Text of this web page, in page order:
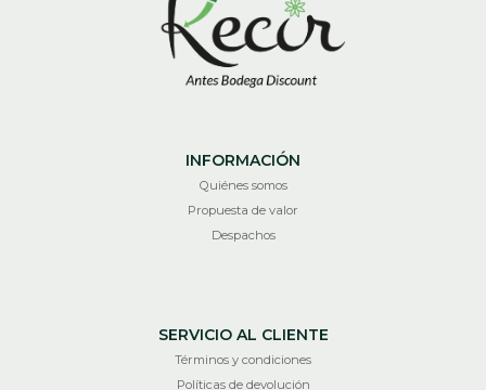
INFORMACIÓN
Quiénes somos
Propuesta de valor
Despachos
SERVICIO AL CLIENTE
Términos y condiciones
Políticas de devolución